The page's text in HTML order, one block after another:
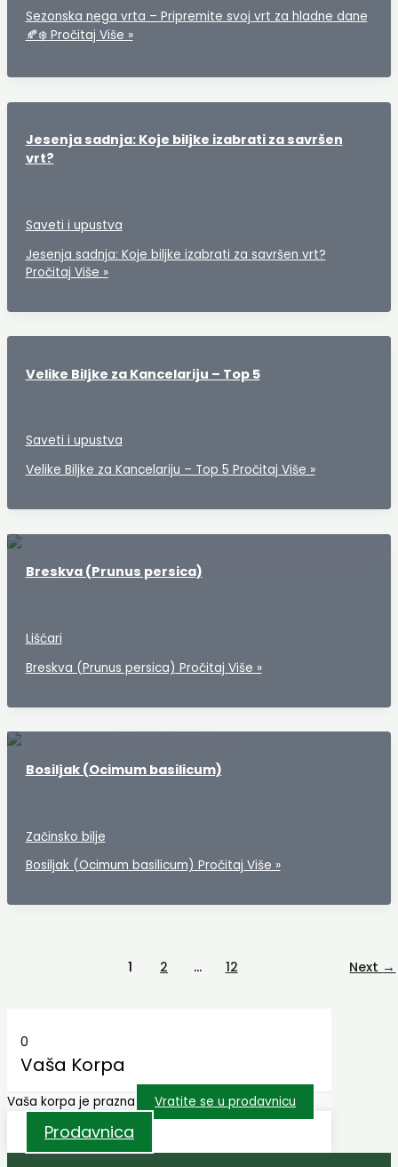
Sezonska nega vrta – Pripremite svoj vrt za hladne dane
🍂❄️Pročitaj Više »
Jesenja sadnja: Koje biljke izabrati za savršen
vrt?
Saveti i upustva
Jesenja sadnja: Koje biljke izabrati za savršen vrt?
Pročitaj Više »
Velike Biljke za Kancelariju – Top 5
Saveti i upustva
Velike Biljke za Kancelariju – Top 5 Pročitaj Više »
Breskva (Prunus persica)
Lišćari
Breskva (Prunus persica) Pročitaj Više »
Bosiljak (Ocimum basilicum)
Začinsko bilje
Bosiljak (Ocimum basilicum) Pročitaj Više »
1 2 … 12 Next →
0
Vaša Korpa
Vaša korpa je prazna Vratite se u prodavnicu
Prodavnica